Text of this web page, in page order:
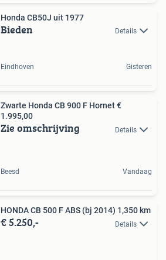
Honda CB50J uit 1977
Bieden Details
Eindhoven Gisteren
Zwarte Honda CB 900 F Hornet €
1.995,00
Zie omschrijving Details
Beesd Vandaag
HONDA CB 500 F ABS (bj 2014) 1,350 km
€ 5.250,- Details